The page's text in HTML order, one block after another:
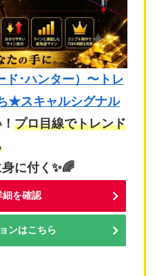
ド･ハンター）〜トレ
★スキャルシグナル
プロ目線でトレンド
に付く✨🌈
細を確認
ンはこちら